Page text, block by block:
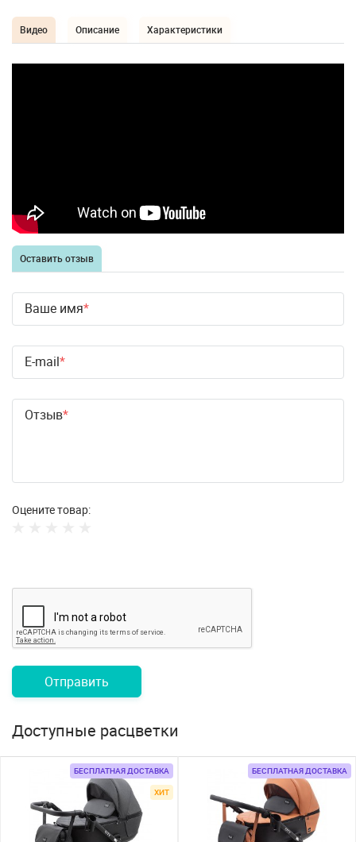
Видео Описание Характеристики
Оставить отзыв
Ваше имя
E-mail
Отзыв
Оцените товар:
Отправить
Доступные расцветки
БЕСПЛАТНАЯ ДОСТАВКА
ХИТ
БЕСПЛАТНАЯ ДОСТАВКА